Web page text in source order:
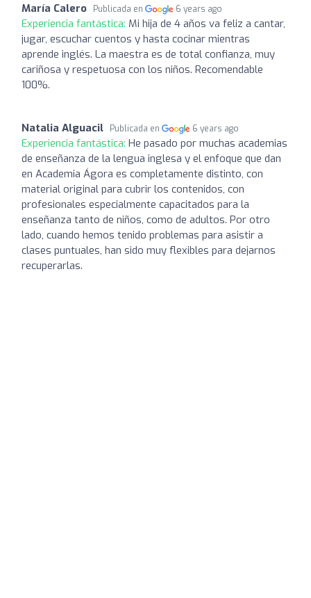
María Calero Publicada en 6 years ago
Experiencia fantástica: Mi hija de 4 años va feliz a cantar,
jugar, escuchar cuentos y hasta cocinar mientras
aprende inglés. La maestra es de total confianza, muy
cariñosa y respetuosa con los niños. Recomendable
100%.
Natalia Alguacil Publicada en 6 years ago
Experiencia fantástica: He pasado por muchas academias
de enseñanza de la lengua inglesa y el enfoque que dan
en Academia Ágora es completamente distinto, con
material original para cubrir los contenidos, con
profesionales especialmente capacitados para la
enseñanza tanto de niños, como de adultos. Por otro
lado, cuando hemos tenido problemas para asistir a
clases puntuales, han sido muy flexibles para dejarnos
recuperarlas.